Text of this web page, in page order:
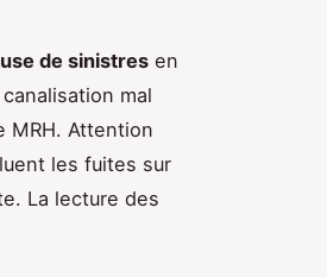
de sinistres en
mal
MRH. Attention
les fuites sur
La lecture des